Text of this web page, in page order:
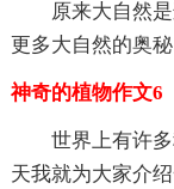
原来大自然
更多大自然的奥秘
神奇的植物作文6
世界上有许
天我就为大家介